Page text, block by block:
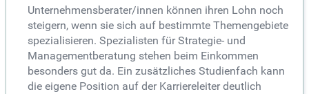
Unternehmensberater/innen können ihren Lohn noch
steigern, wenn sie sich auf bestimmte Themengebiete
spezialisieren. Spezialisten für Strategie- und
Managementberatung stehen beim Einkommen
besonders gut da. Ein zusätzliches Studienfach kann
die eigene Position auf der Karriereleiter deutlich